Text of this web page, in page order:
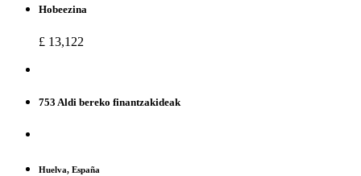
Hobeezina
£ 13,122
753 Aldi bereko finantzakideak
Huelva, España